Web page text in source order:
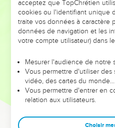
DE
ET SI LEURS ERREURS
leur foi ou leur vision. Mais on
et les saisons difficiles qu'ils
sont elles qui
Dans cette conférence,
clés pour avancer avec plus
acceptez que TopChrétien
cookies ou l'identifiant unique
traite vos données à caractère
données de navigation et les
votre compte utilisateur) dans
Mesurer l'audience de notre
Vous permettre d'utiliser
vidéo, des cartes du monde…
Vous permettre d'entrer en
relation aux utilisateurs.
Choisir